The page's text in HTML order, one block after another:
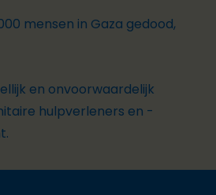
mensen in Gaza gedood,
en onvoorwaardelijk
hulpverleners en -